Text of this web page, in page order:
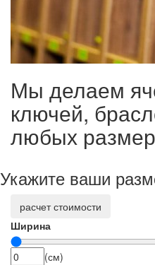
Мы делаем
ключей,
любых
Укажите ваши
расчет стоимости
Ширина
(см)